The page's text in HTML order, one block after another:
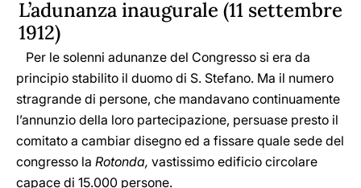
L’adunanza inaugurale (11 settembre
1912)
Per le solenni adunanze del Congresso si era da
principio stabilito il duomo di S. Stefano. Ma il numero
stragrande di persone, che mandavano continuamente
l’annunzio della loro partecipazione, persuase presto il
comitato a cambiar disegno ed a fissare quale sede del
congresso la Rotonda, vastissimo edificio circolare
capace di 15.000 persone.